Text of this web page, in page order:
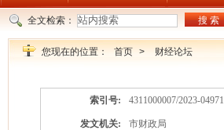
搜 索
全文检索：
您现在的位置： 首页 > 财经论坛
索引号: 4311000007/2023-04971
发文机关: 市财政局